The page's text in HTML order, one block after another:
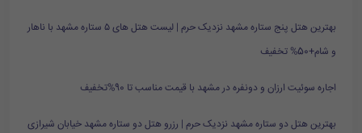
بهترین هتل پنج ستاره مشهد نزدیک حرم | لیست هتل های ۵ ستاره مشهد با ناهار
و شام+50% تخفیف
اجاره سوئیت ارزان و دونفره در مشهد با قیمت مناسب تا 90%تخفیف
بهترین هتل دو ستاره مشهد نزدیک حرم | رزرو هتل دو ستاره مشهد خیابان شیرازی